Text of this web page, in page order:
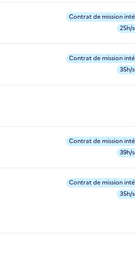
Contrat de mission
25h/
Contrat de mission
35h/
Contrat de mission
39h/
Contrat de mission
35h/